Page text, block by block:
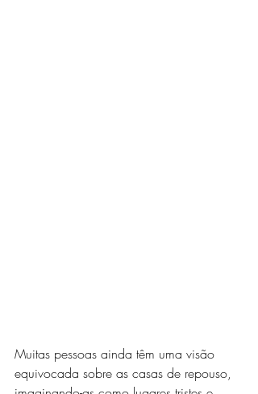
Muitas pessoas ainda têm uma visão
equivocada sobre as casas de repouso,